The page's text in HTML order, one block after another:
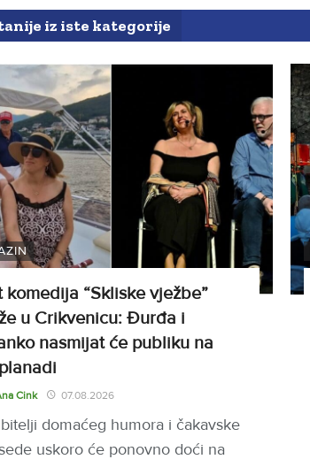
iz iste kategorije
komedija “Skliske vježbe”
u Crikvenicu: Đurđa i
nasmijat će publiku na
Cink 07.08.2026
domaćeg humora i čakavske
uskoro će ponovno doći na